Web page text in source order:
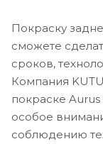
Покраску
сможете
сроков,
Компания
покраске
особое
соблюдению